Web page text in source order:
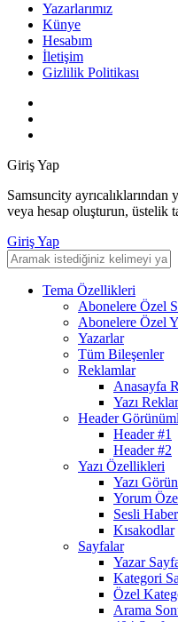
Yazarlarımız
Künye
Hesabım
İletişim
Gizlilik Politikası
Giriş Yap
Samsuncity
veya hesap oluşturun, üstelik
Giriş Yap
Tema Özellikleri
Abonelere Özel
Abonelere Özel
Yazarlar
Tüm Bileşenler
Reklamlar
Anasayfa
Yazı
Header
Header #1
Header #2
Yazı Özellikleri
Yazı
Yorum
Sesli Haber
Kısakodlar
Sayfalar
Yazar
Kategori
Özel
Arama